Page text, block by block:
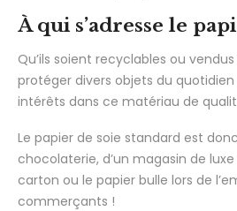
À qui s’adresse le
Qu’ils soient recyclables ou
protéger divers objets du
intérêts dans ce matériau de
Le papier de soie standard est
chocolaterie, d’un magasin de
carton ou le papier bulle lors de
commerçants !